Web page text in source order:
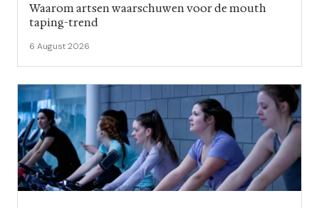
Waarom artsen waarschuwen voor de mouth
taping-trend
6 August 2026